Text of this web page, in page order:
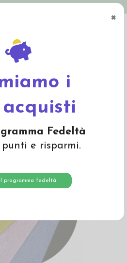
×
i
Fedeltà
punti e risparmi.
programma fedeltà
-set da 6 pz - toni freddi